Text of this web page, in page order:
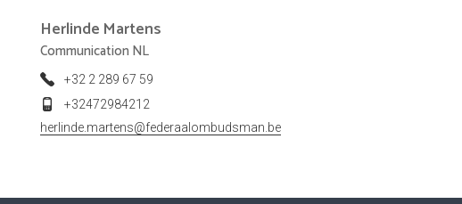
Herlinde Martens
Communication NL
+32 2 289 67 59
+32472984212
herlinde.martens@federaalombudsman.be